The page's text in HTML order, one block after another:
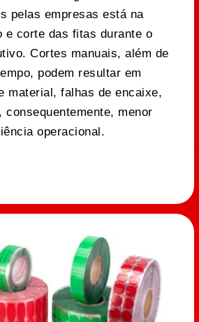
pelas empresas está na
e corte das fitas durante o
Cortes manuais, além de
podem resultar em
material, falhas de encaixe,
consequentemente, menor
operacional.